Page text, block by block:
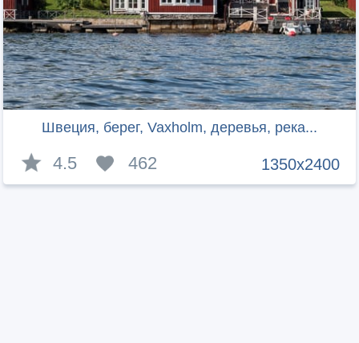
Швеция, берег, Vaxholm, деревья, река...
1350x2400
4.5 462